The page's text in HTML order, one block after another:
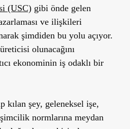
(USC)gibi önde gelen
ve ilişkileri
şimdiden bu yolu açıyor.
olunacağını
ekonominin iş odaklı bir
kılan şey, geleneksel işe,
normlarına meydan